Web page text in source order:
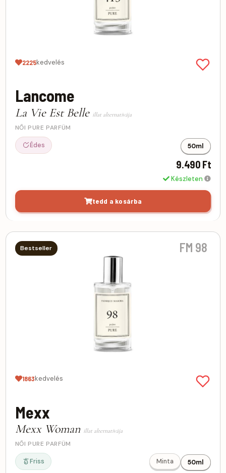
2225kedvelés
Lancome
La Vie Est Belle illat alternatívája
NŐI PURE PARFÜM
Édes 50ml
9.490 Ft
Készleten
tedd a kosárba
Bestseller FM 98
1863kedvelés
Mexx
Mexx Woman illat alternatívája
NŐI PURE PARFÜM
Friss Minta 50ml